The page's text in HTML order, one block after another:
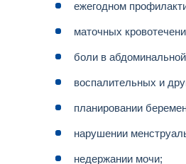
ежегодном
маточных
боли в
воспалительных и
планировании
нарушении
недержании мочи;